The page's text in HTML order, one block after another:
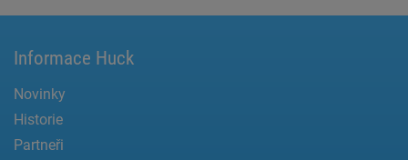
Informace Huck
Novinky
Historie
Partneři